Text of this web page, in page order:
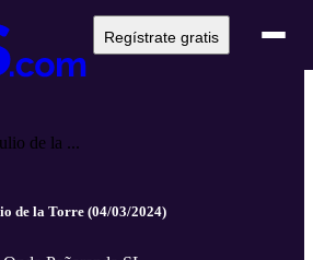
Regístrate gratis
de la ...
de la Torre (04/03/2024)